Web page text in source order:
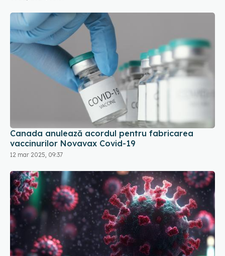
Canada anulează acordul pentru fabricarea
vaccinurilor Novavax Covid-19
12 mar 2025, 09:37